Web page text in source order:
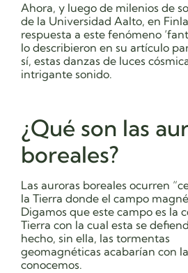
Ahora, y luego de milenios de
de la Universidad Aalto, en
respuesta a este fenómeno
lo describieron en su artículo
sí, estas danzas de luces
intrigante sonido.
¿Qué son las
boreales?
Las auroras boreales ocurren
la Tierra donde el campo
Digamos que este campo es la
Tierra con la cual esta se
hecho, sin ella, las tormentas
geomagnéticas acabarían con
conocemos.